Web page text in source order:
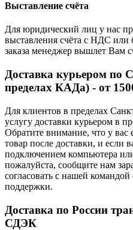
Выставление счёта
Для юридический лиц у нас
выставления счёта с НДС или
заказа менеджер вышлет Вам
Доставка курьером по
пределах КАДа) - от
Для клиентов в пределах
услугу доставки курьером в
Обратите внимание, что у вас
товар после доставки, и если
подключением компьютера
пожалуйста, сообщите нам
согласовать с нашей
поддержки.
Доставка по России
СДЭК